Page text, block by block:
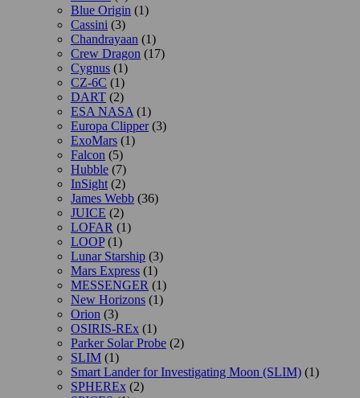
Blue Origin (1)
Cassini (3)
Chandrayaan (1)
Crew Dragon (17)
Cygnus (1)
CZ-6C (1)
DART (2)
ESA NASA (1)
Europa Clipper(3)
ExoMars (1)
Falcon (5)
Hubble (7)
InSight (2)
James Webb (36)
JUICE (2)
LOFAR (1)
LOOP(1)
Lunar Starship (3)
Mars Express (1)
MESSENGER (1)
New Horizons (1)
Orion (3)
OSIRIS-REx (1)
Parker Solar Probe (2)
SLIM (1)
Smart Lander for Investigating Moon (SLIM) (1)
SPHEREx (2)